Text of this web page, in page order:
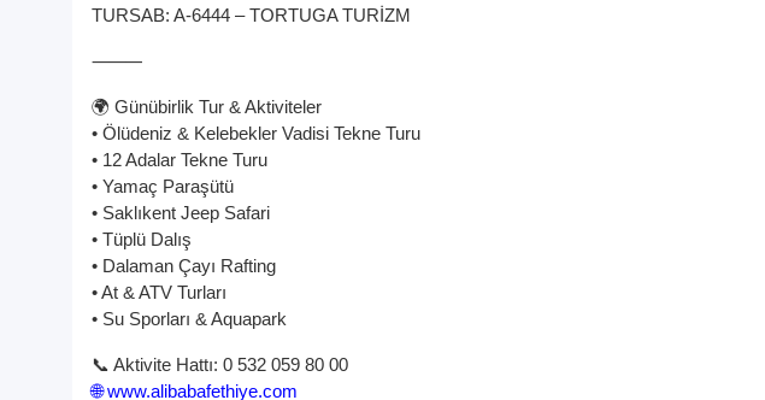
TURSAB: A-6444 – TORTUGA TURİZM
⸻
🌍 Günübirlik Tur & Aktiviteler
• Ölüdeniz & Kelebekler Vadisi Tekne Turu
• 12 Adalar Tekne Turu
• Yamaç Paraşütü
• Saklıkent Jeep Safari
• Tüplü Dalış
• Dalaman Çayı Rafting
• At & ATV Turları
• Su Sporları & Aquapark
📞 Aktivite Hattı: 0 532 059 80 00
🌐www.alibabafethiye.com